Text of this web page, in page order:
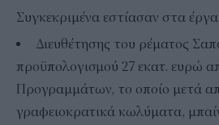
Συγκεκριμένα εστίασαν στα
Διευθέτησης του ρέματος
προϋπολογισμού 27 εκατ. ευρώ
Προγραμμάτων, το οποίο μετά
γραφειοκρατικά κωλύματα,